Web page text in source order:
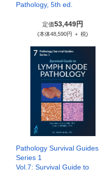
Pathology, 5th ed.
定価53,449円
(本体48,590円 ＋ 税)
Pathology Survival Guides,
Series 1
Vol.7: Survival Guide to